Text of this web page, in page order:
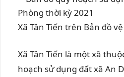
Xã Tân Tiến trên Bản đồ
Xã Tân Tiến là một xã
hoạch sử dụng đất xã An